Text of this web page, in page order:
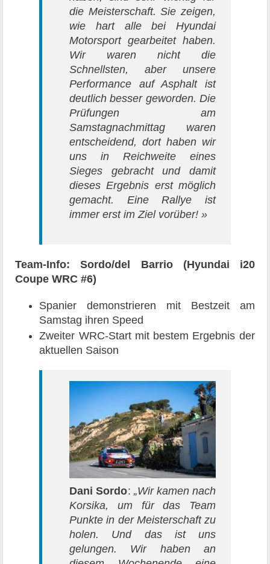
die Meisterschaft. Sie zeigen,
wie hart alle bei Hyundai
Motorsport gearbeitet haben.
Wir waren nicht die
Schnellsten, aber unsere
Performance auf Asphalt ist
deutlich besser geworden. Die
Prüfungen am
Samstagnachmittag waren
entscheidend, dort haben wir
uns in Reichweite eines
Sieges gebracht und damit
dieses Ergebnis erst möglich
gemacht. Eine Rallye ist
immer erst im Ziel vorüber! »
Team-Info: Sordo/del Barrio (Hyundai i20
Coupe WRC #6)
Spanier demonstrieren mit Bestzeit am
Samstag ihren Speed
Zweiter WRC-Start mit bestem Ergebnis der
aktuellen Saison
Dani Sordo: „Wir kamen nach
Korsika, um für das Team
Punkte in der Meisterschaft zu
holen. Und das ist uns
gelungen. Wir haben an